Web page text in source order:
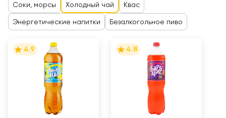
Соки, морсы Холодный чай Квас
Энергетические напитки Безалкогольное пиво
4.9 4.8